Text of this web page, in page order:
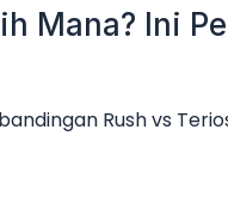
Mana? Ini
Rush vs